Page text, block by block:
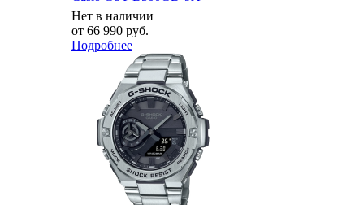
Нет в наличии
от 66 990 руб.
Подробнее